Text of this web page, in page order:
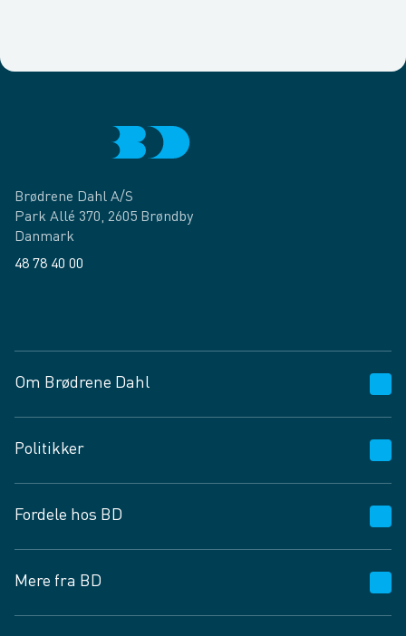
Brødrene Dahl A/S
Park Allé 370, 2605 Brøndby
Danmark
48 78 40 00
Om Brødrene Dahl
Vagttelefon 30 10 89 89
Spørgsmål og svar
Job og karriere
Fødevarekontrolrapport
Politikker
Privatlivspolitik
Cookies
Vilkår og betingelser
Fordele hos BD
BD app
BD.dk services
Mere fra BD